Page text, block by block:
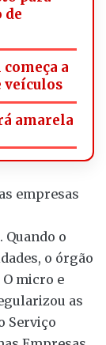
de
a
veículos
amarela
empresas
o
o órgão
micro e
as
Serviço